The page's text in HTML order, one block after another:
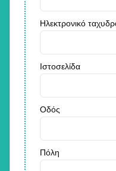
Ηλεκτρονικό
Ιστοσελίδα
Οδός
Πόλη